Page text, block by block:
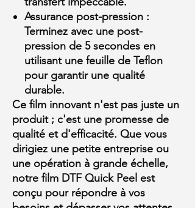
Assurance post-pression :
Terminez avec une post-
pression de 5 secondes en
utilisant une feuille de Teflon
pour garantir une qualité
durable.
Ce film innovant n'est pas juste un
produit ; c'est une promesse de
qualité et d'efficacité. Que vous
dirigiez une petite entreprise ou
une opération à grande échelle,
notre film DTF Quick Peel est
conçu pour répondre à vos